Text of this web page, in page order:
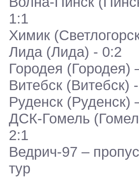
1:1
Химик
Лида (Лида) - 0:2
Городея (Городея)
Витебск (Витебск)
Руденск (Руденск)
ДСК-Гомель
2:1
Ведрич-97 –
тур